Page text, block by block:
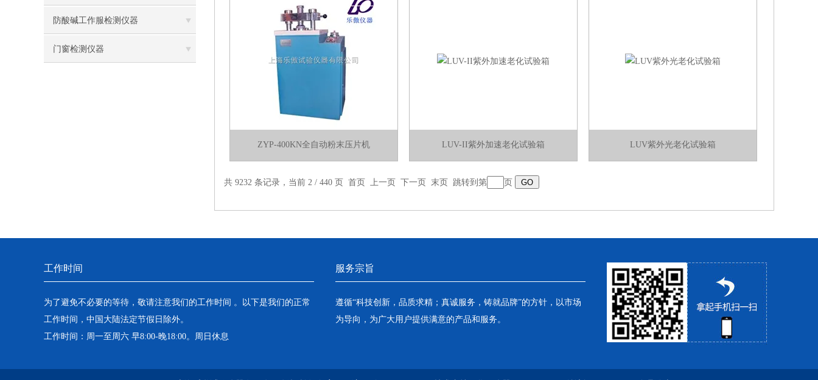
防酸碱工作服检测仪器
门窗检测仪器
ZYP-400KN全自动粉末压片机 LUV-II紫外加速老化试验箱 LUV紫外光老化试验箱
共 9232 条记录，当前 2 / 440 页 首页 上一页 下一页 末页 跳转到第 页
工作时间
为了避免不必要的等待，敬请注意我们的工作时间 。以下是我们的正常
工作时间，中国大陆法定节假日除外。
工作时间：周一至周六 早8:00-晚18:00。周日休息
服务宗旨
遵循“科技创新，品质求精；真诚服务，铸就品牌”的方针，以市场
为导向，为广大用户提供满意的产品和服务。